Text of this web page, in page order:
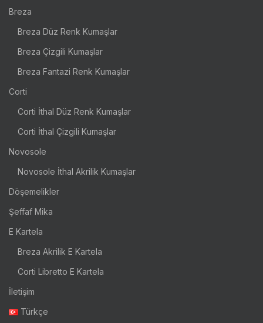
Breza
Breza Düz Renk Kumaşlar
Breza Çizgili Kumaşlar
Breza Fantazi Renk Kumaşlar
Corti
Corti İthal Düz Renk Kumaşlar
Corti İthal Çizgili Kumaşlar
Novosole
Novosole İthal Akrilik Kumaşlar
Döşemelikler
Şeffaf Mika
E Kartela
Breza Akrilik E Kartela
Corti Libretto E Kartela
İletişim
Türkçe